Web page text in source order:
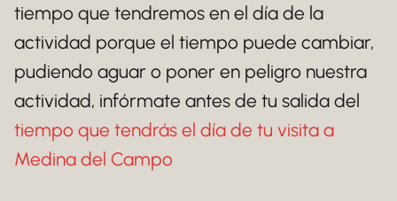
tiempo que tendremos en el día de la
actividad porque el tiempo puede cambiar,
pudiendo aguar o poner en peligro nuestra
actividad, infórmate antes de tu salida del
tiempo que tendrás el día de tu visita a
Medina del Campo